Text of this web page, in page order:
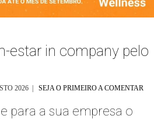
estar in company pelo
2026 | SEJA O PRIMEIRO A COMENTAR
para a sua empresa o